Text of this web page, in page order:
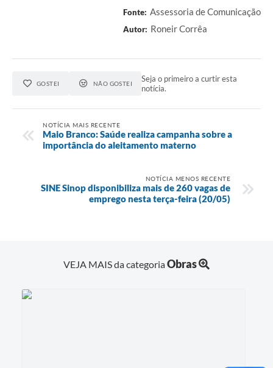
Fonte: Assessoria de Comunicação
Autor: Roneir Corrêa
GOSTEI NÃO GOSTEI
Seja o primeiro a curtir esta
notícia.
NOTÍCIA MAIS RECENTE
Maio Branco: Saúde realiza campanha sobre a
importância do aleitamento materno
NOTÍCIA MENOS RECENTE
SINE Sinop disponibiliza mais de 260 vagas de
emprego nesta terça-feira (20/05)
VEJA MAIS da categoriaObras